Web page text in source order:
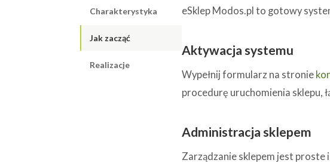
Charakterystyka
Jak zacząć
Realizacje
eSklep Modos.pl to gotowy
Aktywacja systemu
Wypełnij formularz na stronie
procedurę uruchomienia sklepu,
Administracja sklepem
Zarządzanie sklepem jest proste